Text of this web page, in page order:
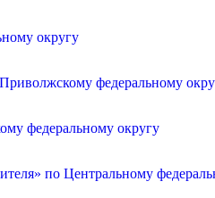
округу
федеральному
федеральному округу
по Центральному